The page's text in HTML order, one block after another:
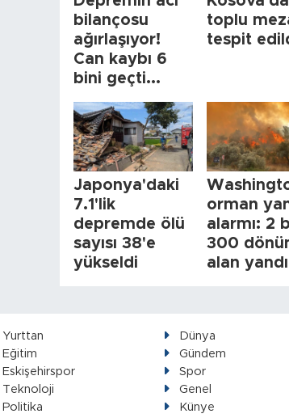
bilançosu
ağırlaşıyor!
Can kaybı 6
bini geçti...
toplu
tespit
Japonya'daki
7.1'lik
depremde ölü
sayısı 38'e
yükseldi
orman
alarmı: 2
300
alan yandı
Yurttan
Dünya
Eğitim
Gündem
Eskişehirspor
Spor
Teknoloji
Genel
Politika
Künye